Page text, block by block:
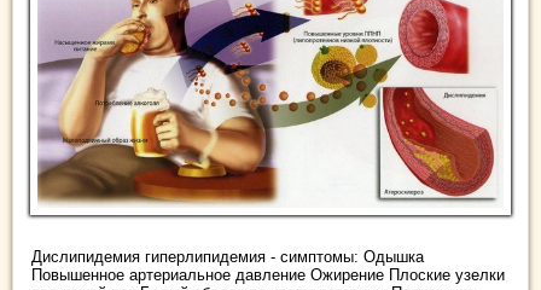
Дислипидемия гиперлипидемия - симптомы: Одышка
Повышенное артериальное давление Ожирение Плоские узелки